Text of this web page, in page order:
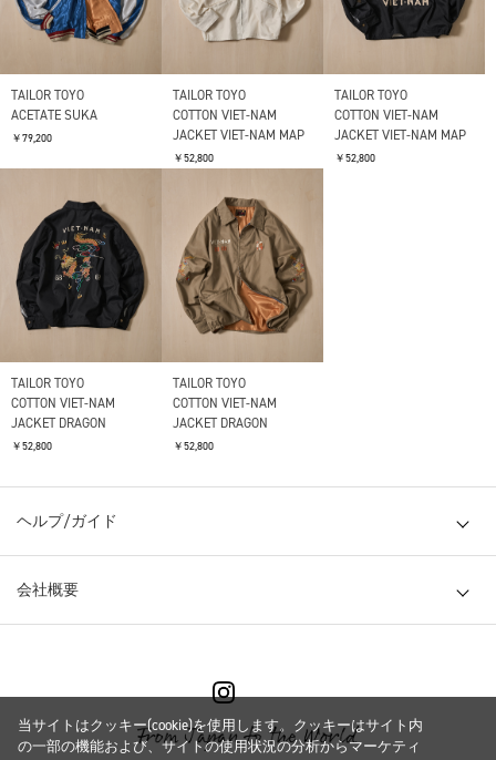
TAILOR TOYO
ACETATE SUKA
￥79,200
TAILOR TOYO
COTTON VIET-NAM
JACKET VIET-NAM MAP
￥52,800
TAILOR TOYO
COTTON VIET-NAM
JACKET VIET-NAM MAP
￥52,800
TAILOR TOYO
COTTON VIET-NAM
JACKET DRAGON
￥52,800
TAILOR TOYO
COTTON VIET-NAM
JACKET DRAGON
￥52,800
ヘルプ/ガイド
会社概要
当サイトはクッキー(cookie)を使用します。クッキーはサイト内
の一部の機能および、サイトの使用状況の分析からマーケティ